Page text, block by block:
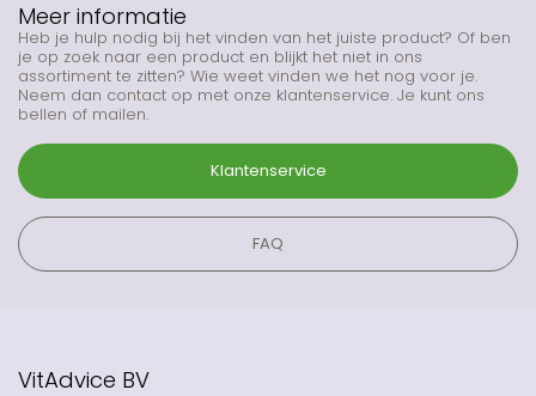
Meer informatie
Heb je hulp nodig bij het vinden van het juiste product? Of ben
je op zoek naar een product en blijkt het niet in ons
assortiment te zitten? Wie weet vinden we het nog voor je.
Neem dan contact op met onze klantenservice. Je kunt ons
bellen of mailen.
Klantenservice
FAQ
VitAdvice BV